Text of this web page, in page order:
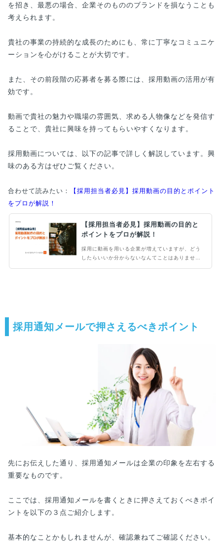
を招き、最悪の場合、企業そのもののブランドを損なうことも
考えられます。
貴社の事業の持続的な成長のためにも、常に丁寧なコミュニケ
ーションを心がけることが大切です。
また、その前段階の応募者を募る際には、採用動画の活用が有
効です。
動画で貴社の魅力や職場の雰囲気、求める人物像などを発信す
ることで、貴社に興味を持ってもらいやすくなります。
採用動画については、以下の記事で詳しく解説しています。興
味のある方はぜひご覧ください。
合わせて読みたい：
【採用担当者必見】採用動画の目的とポイント
をプロが解説！
【採用担当者必見】採用動画の目的と
ポイントをプロが解説！
採用に動画を用いる企業が増えていますが、どう
したらいいか分からないなんてことはありません
採用通知メールで押さえるべきポイント
先にお伝えした通り、採用通知メールは企業の印象を左右する
重要なものです。
ここでは、採用通知メールを書くときに押さえておくべきポイ
ントを以下の３点ご紹介します。
基本的なことかもしれませんが、確認兼ねてご確認ください。